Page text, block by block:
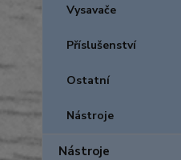
Vysavače
Příslušenství
Ostatní
Nástroje
Nástroje